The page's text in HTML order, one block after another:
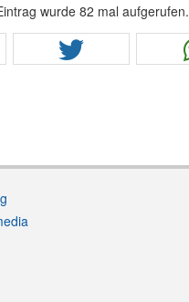
wurde 82 mal aufgerufen.